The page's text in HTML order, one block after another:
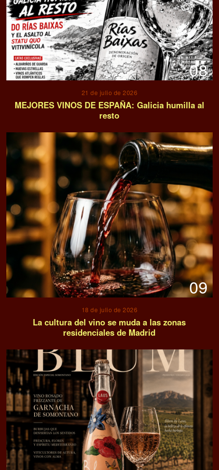
08
21 de julio de 2026
MEJORES VINOS DE ESPAÑA: Galicia humilla al
resto
09
18 de julio de 2026
La cultura del vino se muda a las zonas
residenciales de Madrid